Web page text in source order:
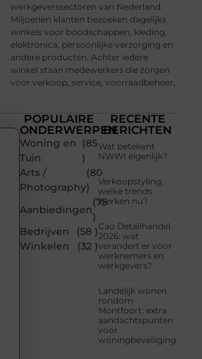
werkgeverssectoren van Nederland.
Miljoenen klanten bezoeken dagelijks
winkels voor boodschappen, kleding,
elektronica, persoonlijke verzorging en
andere producten. Achter iedere
winkel staan medewerkers die zorgen
voor verkoop, service, voorraadbeheer,
POPULAIRE
ONDERWERPEN
Woning en
Tuin
(85
)
Arts /
Photography
(80
)
Aanbiedingen
(75
)
Bedrijven
(58 )
Winkelen
(32 )
RECENTE
BERICHTEN
Wat betekent
NWWI eigenlijk?
Verkoopstyling:
welke trends
werken nu?
Cao Detailhandel
2026: wat
verandert er voor
werknemers en
werkgevers?
Landelijk wonen
rondom
Montfoort: extra
aandachtspunten
voor
woningbeveiliging